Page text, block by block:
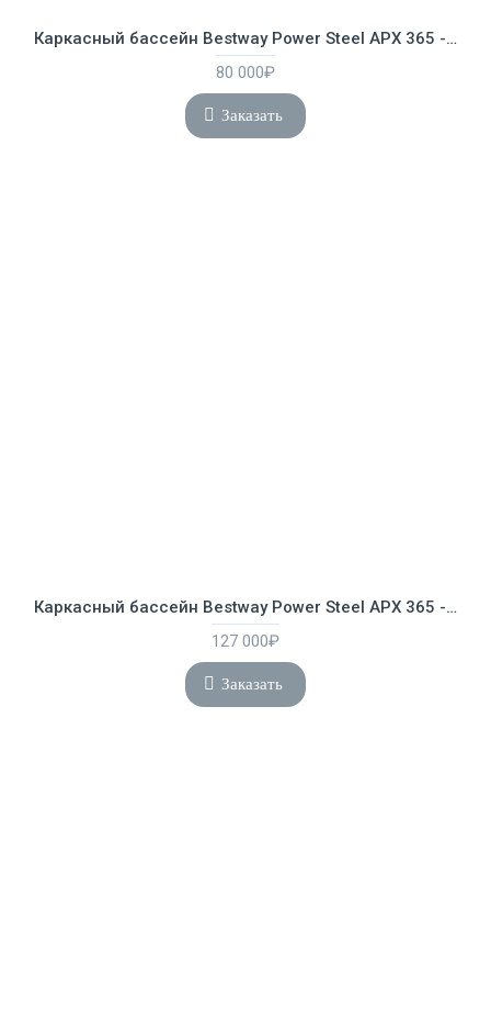
Каркасный бассейн Bestway Power Steel APX 365 - 7.32 х 3.66 х 1.32 м ; артикул 561KG
80 000₽
Заказать
Каркасный бассейн Bestway Power Steel APX 365 - 9.56 х 4.88 х 1.32 м ; артикул 561KJ
127 000₽
Заказать